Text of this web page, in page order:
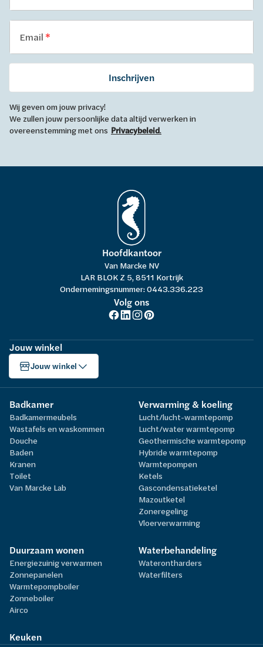
Email
Inschrijven
Wij geven om jouw privacy!
We zullen jouw persoonlijke data altijd verwerken in
overeenstemming met ons Privacybeleid.
Hoofdkantoor
Van Marcke NV
LAR BLOK Z 5, 8511 Kortrijk
Ondernemingsnummer: 0443.336.223
Volg ons
Jouw winkel
Jouw winkel
Badkamer
Badkamermeubels
Wastafels en waskommen
Douche
Baden
Kranen
Toilet
Van Marcke Lab
Verwarming & koeling
Lucht/lucht-warmtepomp
Lucht/water warmtepomp
Geothermische warmtepomp
Hybride warmtepomp
Warmtepompen
Ketels
Gascondensatieketel
Mazoutketel
Zoneregeling
Vloerverwarming
Duurzaam wonen
Energiezuinig verwarmen
Zonnepanelen
Warmtepompboiler
Zonneboiler
Airco
Waterbehandeling
Waterontharders
Waterfilters
Keuken